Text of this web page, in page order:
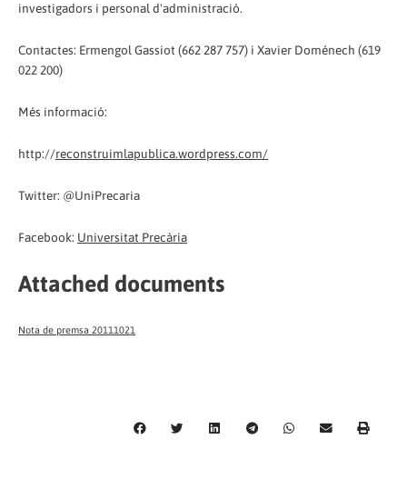
investigadors i personal d'administració.
Contactes: Ermengol Gassiot (662 287 757) i Xavier Doménech (619
022 200)
Més informació:
http://reconstruimlapublica.wordpress.com/
Twitter: @UniPrecaria
Facebook: Universitat Precària
Attached documents
Nota de premsa 20111021